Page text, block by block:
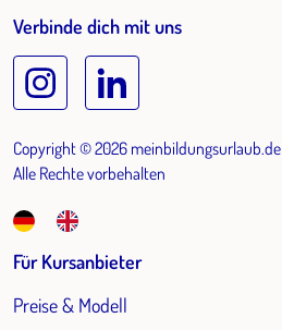
Verbinde dich mit uns
Copyright © 2026 meinbildungsurlaub.de
Alle Rechte vorbehalten
Für Kursanbieter
Preise & Modell